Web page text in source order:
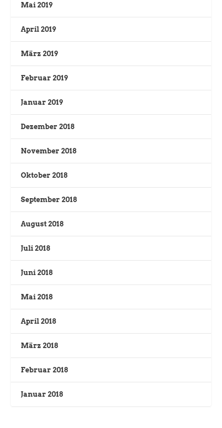
Mai 2019
April 2019
März 2019
Februar 2019
Januar 2019
Dezember 2018
November 2018
Oktober 2018
September 2018
August 2018
Juli 2018
Juni 2018
Mai 2018
April 2018
März 2018
Februar 2018
Januar 2018